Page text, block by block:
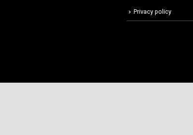
Privacy policy